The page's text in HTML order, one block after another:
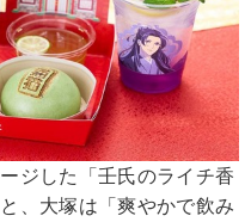
ジした「壬氏のライチ香
、大塚は「爽やかで飲み